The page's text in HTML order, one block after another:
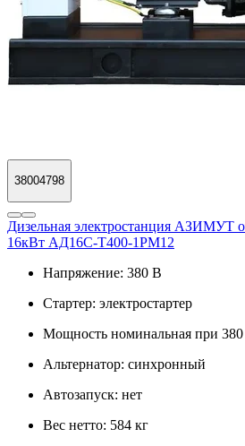
38004798
Дизельная электростанция АЗИМУТ
16кВт АД16С-Т400-1РМ12
Напряжение: 380 В
Стартер: электростартер
Мощность номинальная при
Альтернатор: синхронный
Автозапуск: нет
Вес нетто: 584 кг